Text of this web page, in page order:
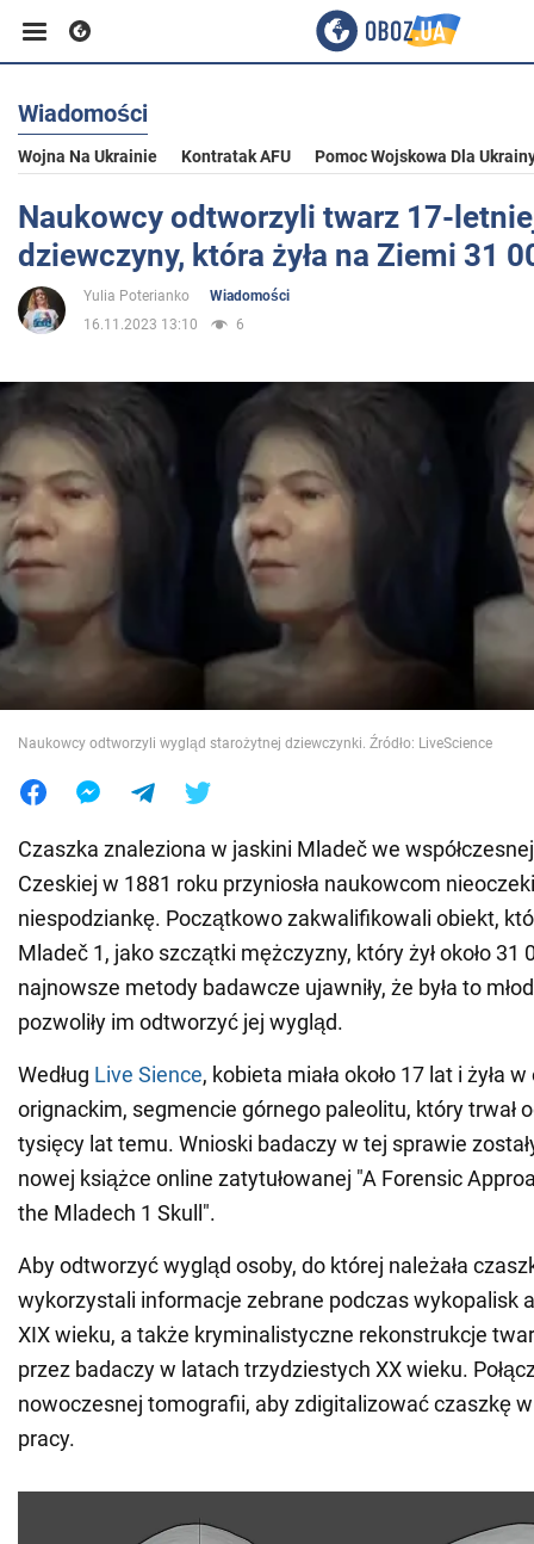
Biznes
Sport
Rozrywka
Polityka
Społeczeństwo
Wojna na Ukrainie
Świat
Jedzenie
Wiadomości
Wojna Na Ukrainie Kontratak AFU Pomoc Wojskowa Dla
Naukowcy odtworzyli twarz 17-
dziewczyny, która żyła na Ziemi 31
Yulia Poterianko
Wiadomości
16.11.2023 13:10
6
Naukowcy odtworzyli wygląd starożytnej dziewczynki. Źródło: LiveScience
Czaszka znaleziona w jaskini Mladeč we
Czeskiej w 1881 roku przyniosła naukowcom
niespodziankę. Początkowo zakwalifikowali obiekt,
Mladeč 1, jako szczątki mężczyzny, który żył około 31
najnowsze metody badawcze ujawniły, że była to
pozwoliły im odtworzyć jej wygląd.
Według Live Sience, kobieta miała około 17 lat i żyła
orignackim, segmencie górnego paleolitu, który trwał
tysięcy lat temu. Wnioski badaczy w tej sprawie
nowej książce online zatytułowanej "A Forensic
the Mladech 1 Skull".
Aby odtworzyć wygląd osoby, do której należała
wykorzystali informacje zebrane podczas wykopalisk
XIX wieku, a także kryminalistyczne rekonstrukcje
przez badaczy w latach trzydziestych XX wieku.
nowoczesnej tomografii, aby zdigitalizować czaszkę
pracy.